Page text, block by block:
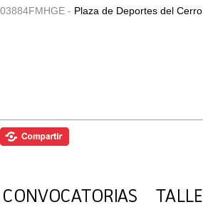
03884FMHGE - Plaza de Deportes del Cerro.